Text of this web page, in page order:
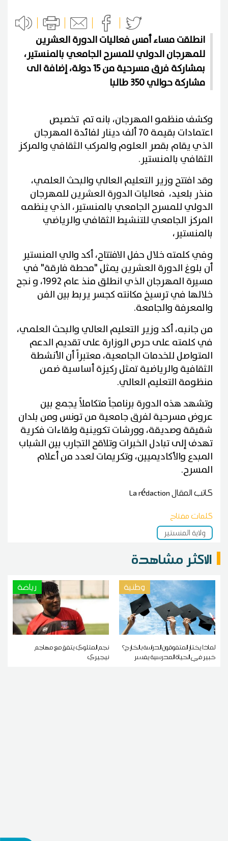
انطلقت مساء أمس فعاليات الدورة العشرين
للمهرجان الدولي للمسرح الجامعي بالمنستير،
بمشاركة فرق مسرحية من 15 دولة، إضافة الى
مشاركة حوالي 350 طالبا
وكشف منظمو المهرجان، بانه تم تخصيص
اعتمادات بقيمة 70 ألف دينار لفائدة المهرجان
الذي يقام بقصر العلوم والمركب الثقافي والمركز
الثقافي بالمنستير.
وقد افتتح وزير التعليم العالي والبحث العلمي،
منذر بلعيد، فعاليات الدورة العشرين للمهرجان
الدولي للمسرح الجامعي بالمنستير، الذي ينظمه
المركز الجامعي للتنشيط الثقافي والرياضي
بالمنستير،
وفي كلمته خلال حفل الافتتاح، أكد والي المنستير
أن بلوغ الدورة العشرين يمثل "محطة فارقة" في
مسيرة المهرجان الذي انطلق منذ عام 1992، و نجح
خلالها في ترسيخ مكانته كجسر يربط بين الفن
والمعرفة والجامعة.
من جانبه، أكد وزير التعليم العالي والبحث العلمي،
في كلمته على حرص الوزارة على تقديم الدعم
المتواصل للخدمات الجامعية، معتبراً أن الأنشطة
الثقافية والرياضية تمثل ركيزة أساسية ضمن
منظومة التعليم العالي.
وتشهد هذه الدورة برنامجاً متكاملاً يجمع بين
عروض مسرحية لفرق جامعية من تونس ومن بلدان
شقيقة وصديقة، وورشات تكوينية ولقاءات فكرية
تهدف إلى تبادل الخبرات وتلاقح التجارب بين الشباب
المبدع والأكاديميين، وتكريمات لعدد من أعلام
المسرح.
كاتب المقالLa rédaction
كلمات مفتاح
ولاية المنستير
الاكثر مشاهدة
وطنية
لماذا يختار المتفوقون الدراسة بالخارج؟
خبير في الحياة المدرسية يفسر
رياضة
نجم المتلوي يتفق مع مهاجم
نيجيري